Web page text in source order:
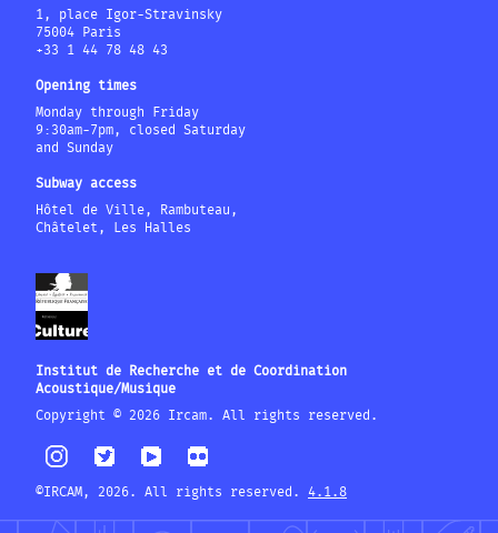
1, place Igor-Stravinsky
75004 Paris
+33 1 44 78 48 43
Opening times
Monday through Friday
9:30am-7pm, closed Saturday
and Sunday
Subway access
Hôtel de Ville, Rambuteau,
Châtelet, Les Halles
Institut de Recherche et de Coordination
Acoustique/Musique
Copyright © 2026 Ircam. All rights reserved.
©IRCAM, 2026. All rights reserved. 4.1.8